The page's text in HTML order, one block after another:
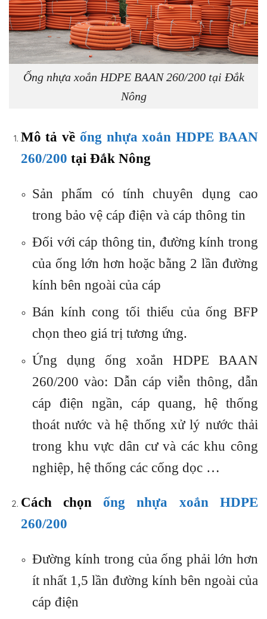
Ống nhựa xoắn HDPE BAAN 260/200 tại Đắk
Nông
Mô tả về ống nhựa xoắn HDPE BAAN
260/200 tại Đắk Nông
Sản phẩm có tính chuyên dụng cao
trong bảo vệ cáp điện và cáp thông tin
Đối với cáp thông tin, đường kính trong
của ống lớn hơn hoặc bằng 2 lần đường
kính bên ngoài của cáp
Bán kính cong tối thiểu của ống BFP
chọn theo giá trị tương ứng.
Ứng dụng ống xoắn HDPE BAAN
260/200 vào: Dẫn cáp viễn thông, dẫn
cáp điện ngần, cáp quang, hệ thống
thoát nước và hệ thống xử lý nước thải
trong khu vực dân cư và các khu công
nghiệp, hệ thống các cống dọc …
Cách chọnống nhựa xoắn HDPE
260/200
Đường kính trong của ống phải lớn hơn
ít nhất 1,5 lần đường kính bên ngoài của
cáp điện